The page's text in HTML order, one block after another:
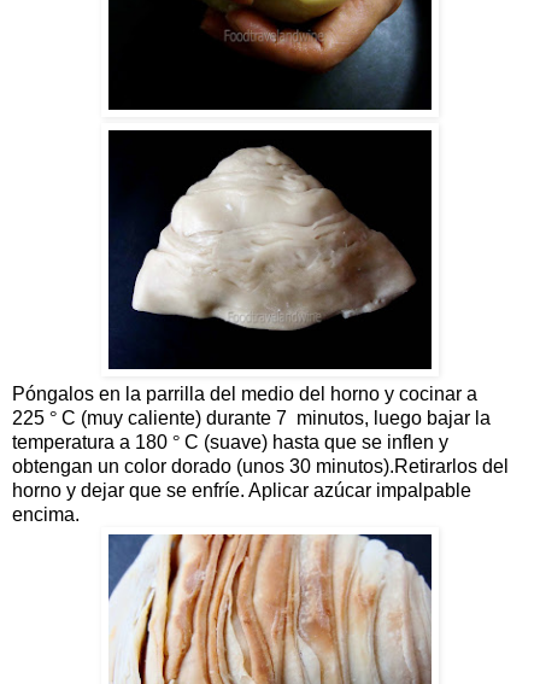
Póngalos en la parrilla del medio del horno y cocinar a
225 ° C (muy caliente) durante 7 minutos, luego bajar la
temperatura a 180 ° C (suave) hasta que se inflen y
obtengan un color dorado (unos 30 minutos).Retirarlos del
horno y dejar que se enfríe. Aplicar azúcar impalpable
encima.